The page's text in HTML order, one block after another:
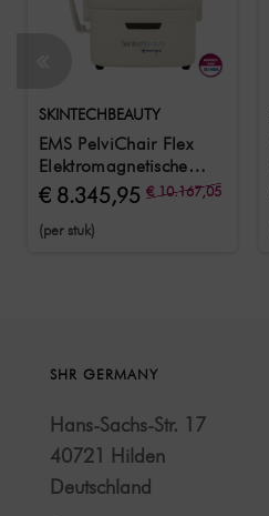
SKINTECHBEAUTY
EMS PelviChair Flex
Elektromagnetische
stimulatiestoel om de
bekkenbodem te
versterken Wit
€ 8.345,95 € 10.167,05
(per stuk)
SHR GERMANY
Hans-Sachs-Str. 17
40721 Hilden
Deutschland